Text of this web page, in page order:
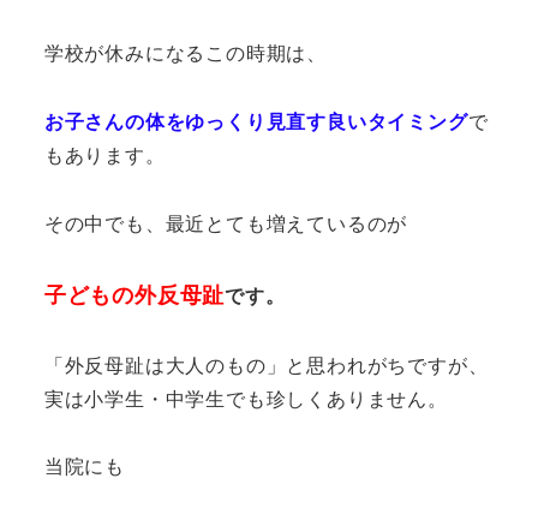
学校が休みになるこの時期は、
お子さんの体をゆっくり見直す良いタイミングで
もあります。
その中でも、最近とても増えているのが
子どもの外反母趾です。
「外反母趾は大人のもの」と思われがちですが、
実は小学生・中学生でも珍しくありません。
当院にも